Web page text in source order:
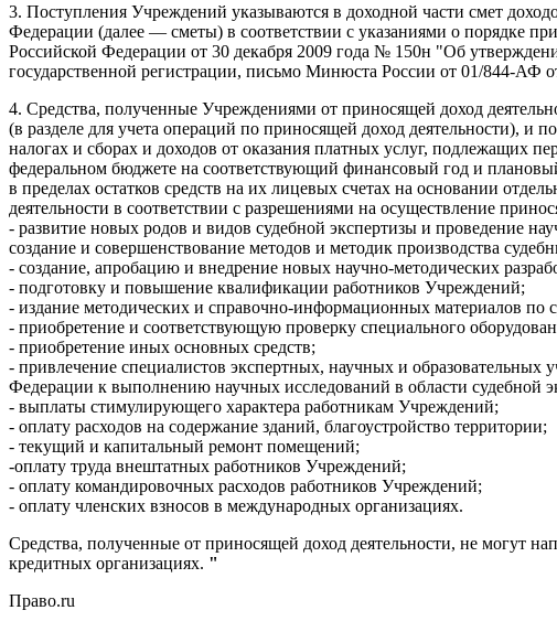
3. Поступления Учреждений указываются в доходной части смет
Федерации (далее — сметы) в соответствии с указаниями о порядке
Российской Федерации от 30 декабря 2009 года № 150н "Об
государственной регистрации, письмо Минюста России от 01/844-АФ
4. Средства, полученные Учреждениями от приносящей доход
(в разделе для учета операций по приносящей доход деятельности), и
налогах и сборах и доходов от оказания платных услуг, подлежащих
федеральном бюджете на соответствующий финансовый год и
в пределах остатков средств на их лицевых счетах на основании
деятельности в соответствии с разрешениями на осуществление
- развитие новых родов и видов судебной экспертизы и проведение
создание и совершенствование методов и методик производства
- создание, апробацию и внедрение новых научно-методических
- подготовку и повышение квалификации работников Учреждений;
- издание методических и справочно-информационных материалов по
- приобретение и соответствующую проверку специального
- приобретение иных основных средств;
- привлечение специалистов экспертных, научных и образовательных
Федерации к выполнению научных исследований в области судебной
- выплаты стимулирующего характера работникам Учреждений;
- оплату расходов на содержание зданий, благоустройство территории;
- текущий и капитальный ремонт помещений;
-оплату труда внештатных работников Учреждений;
- оплату командировочных расходов работников Учреждений;
- оплату членских взносов в международных организациях.
Средства, полученные от приносящей доход деятельности, не могут
кредитных организациях. "
Право.ru